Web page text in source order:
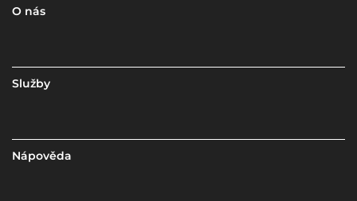
O nás
Služby
Nápověda